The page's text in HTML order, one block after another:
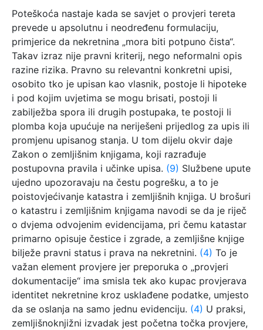
Poteškoća nastaje kada se savjet o provjeri tereta
prevede u apsolutnu i neodređenu formulaciju,
primjerice da nekretnina „mora biti potpuno čista“.
Takav izraz nije pravni kriterij, nego neformalni opis
razine rizika. Pravno su relevantni konkretni upisi,
osobito tko je upisan kao vlasnik, postoje li hipoteke
i pod kojim uvjetima se mogu brisati, postoji li
zabilježba spora ili drugih postupaka, te postoji li
plomba koja upućuje na neriješeni prijedlog za upis ili
promjenu upisanog stanja. U tom dijelu okvir daje
Zakon o zemljišnim knjigama, koji razrađuje
postupovna pravila i učinke upisa. (9) Službene upute
ujedno upozoravaju na čestu pogrešku, a to je
poistovjećivanje katastra i zemljišnih knjiga. U brošuri
o katastru i zemljišnim knjigama navodi se da je riječ
o dvjema odvojenim evidencijama, pri čemu katastar
primarno opisuje čestice i zgrade, a zemljišne knjige
bilježe pravni status i prava na nekretnini. (4) To je
važan element provjere jer preporuka o „provjeri
dokumentacije“ ima smisla tek ako kupac provjerava
identitet nekretnine kroz usklađene podatke, umjesto
da se oslanja na samo jednu evidenciju. (4) U praksi,
zemljišnoknjižni izvadak jest početna točka provjere,